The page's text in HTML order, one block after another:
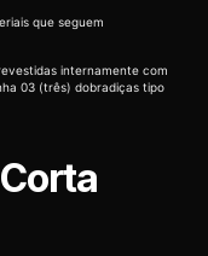
que seguem
internamente com
03 (três) dobradiças tipo